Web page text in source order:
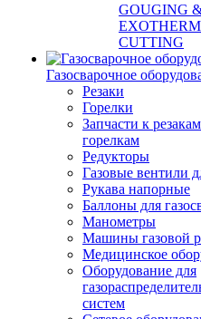
GOUGING
CUTTING
Газосварочное
Резаки
Горелки
Запчасти к
горелкам
Редукторы
Газовые вентили
Рукава напорные
Баллоны для
Манометры
Машины газовой
Медицинское
Оборудование для
систем